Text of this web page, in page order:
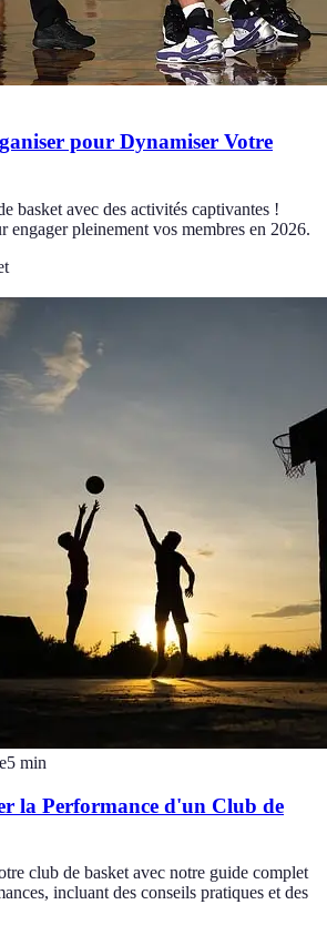
pour Dynamiser Votre
basket avec des activités captivantes !
engager pleinement vos membres en 2026.
5 min
la Performance d'un Club de
club de basket avec notre guide complet
incluant des conseils pratiques et des